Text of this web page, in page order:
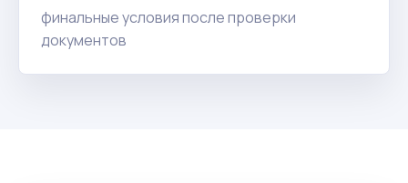
финальные условия после проверки
документов